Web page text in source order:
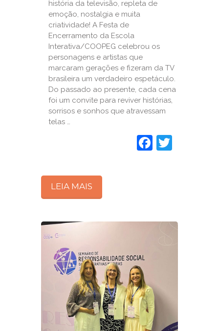
história da televisão, repleta de
emoção, nostalgia e muita
criatividade! A Festa de
Encerramento da Escola
Interativa/COOPEG celebrou os
personagens e artistas que
marcaram gerações e fizeram da TV
brasileira um verdadeiro espetáculo.
Do passado ao presente, cada cena
foi um convite para reviver histórias,
sorrisos e sonhos que atravessam
telas …
LEIA MAIS